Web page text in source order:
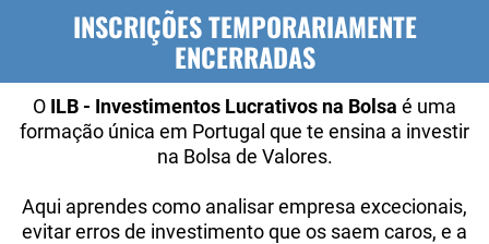
INSCRIÇÕES TEMPORARIAMENTE
ENCERRADAS
O ILB - Investimentos Lucrativos na Bolsa é uma
formação única em Portugal que te ensina a investir
na Bolsa de Valores.
Aqui aprendes como analisar empresa excecionais,
evitar erros de investimento que os saem caros, e a